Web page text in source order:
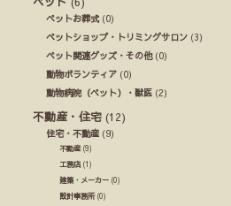
ペットお葬式(0)
ペットショップ・トリミングサロン (3)
ペット関連グッズ・その他(0)
動物ボランティア (0)
動物病院（ペット）・獣医 (2)
不動産・住宅 (12)
住宅・不動産 (9)
不動産 (9)
工務店 (1)
建築・メーカー (0)
設計事務所(0)